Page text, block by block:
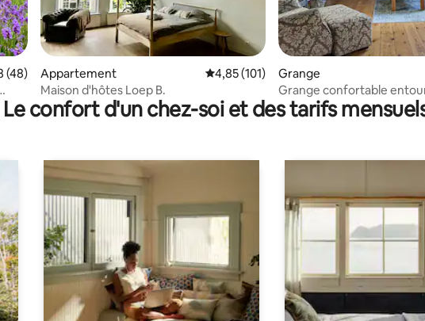
moyenne sur la base de 48 commentaires : 4,88 sur 5
(48)
Appartement Évaluation moyenne sur la base de 101
4,85 (101)
Maison d'hôtes Loep B.
Grange
Grange confortable
nature !
Le confort d'un chez-soi et des tarifs